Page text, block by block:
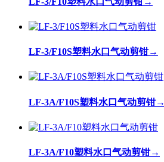
LF-3/F10S塑料水口气动剪钳→
LF-3A/F10S塑料水口气动剪钳→
LF-3A/F10塑料水口气动剪钳→